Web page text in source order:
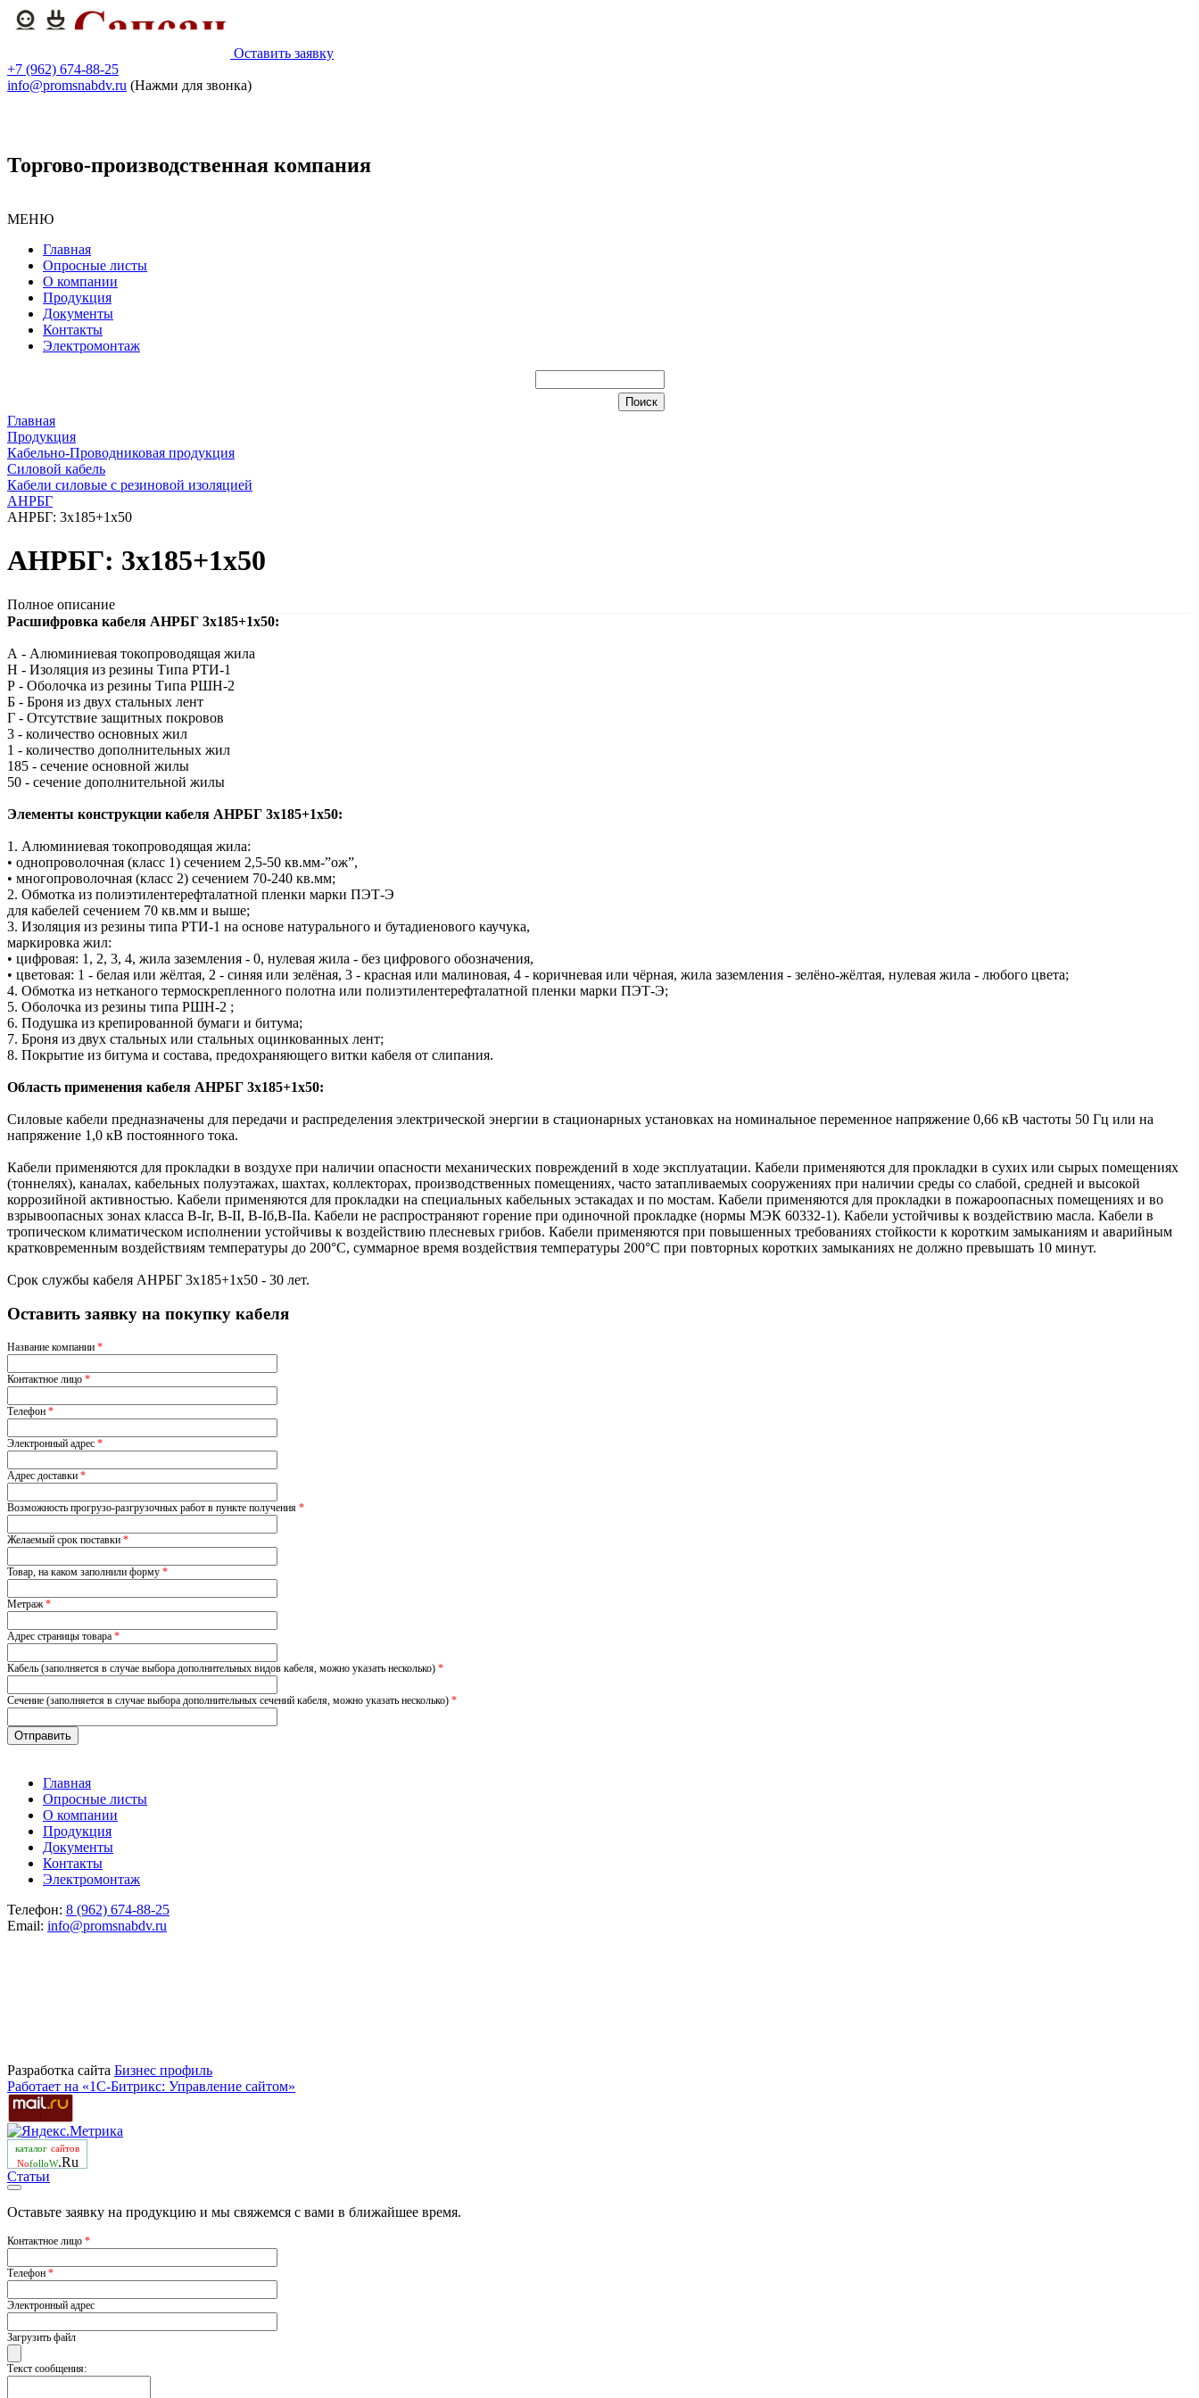
Оставить заявку
+7 (962) 674-88-25
info@promsnabdv.ru (Нажми для звонка)
Торгово-производственная компания
МЕНЮ
Главная
Опросные листы
О компании
Продукция
Документы
Контакты
Электромонтаж
Главная
Продукция
Кабельно-Проводниковая продукция
Силовой кабель
Кабели силовые с резиновой изоляцией
АНРБГ
АНРБГ: 3х185+1х50
АНРБГ: 3х185+1х50
Полное описание
Расшифровка кабеля АНРБГ 3х185+1х50:
А - Алюминиевая токопроводящая жила
Н - Изоляция из резины Типа РТИ-1
Р - Оболочка из резины Типа РШН-2
Б - Броня из двух стальных лент
Г - Отсутствие защитных покровов
3 - количество основных жил
1 - количество дополнительных жил
185 - сечение основной жилы
50 - сечение дополнительной жилы
Элементы конструкции кабеля АНРБГ 3х185+1х50:
1. Алюминиевая токопроводящая жила:
• однопроволочная (класс 1) сечением 2,5-50 кв.мм-”ож”,
• многопроволочная (класс 2) сечением 70-240 кв.мм;
2. Обмотка из полиэтилентерефталатной пленки марки ПЭТ-Э
для кабелей сечением 70 кв.мм и выше;
3. Изоляция из резины типа РТИ-1 на основе натурального и бутадиенового каучука,
маркировка жил:
• цифровая: 1, 2, 3, 4, жила заземления - 0, нулевая жила - без цифрового обозначения,
• цветовая: 1 - белая или жёлтая, 2 - синяя или зелёная, 3 - красная или малиновая, 4 - коричневая или чёрная, жила заземления - зелёно-жёлтая, нулевая жила - любого цвета;
4. Обмотка из нетканого термоскрепленного полотна или полиэтилентерефталатной пленки марки ПЭТ-Э;
5. Оболочка из резины типа РШН-2 ;
6. Подушка из крепированной бумаги и битума;
7. Броня из двух стальных или стальных оцинкованных лент;
8. Покрытие из битума и состава, предохраняющего витки кабеля от слипания.
Область применения кабеля АНРБГ 3х185+1х50:
Силовые кабели предназначены для передачи и распределения электрической энергии в стационарных установках на номинальное переменное напряжение 0,66 кВ частоты 50 Гц или на
напряжение 1,0 кВ постоянного тока.
Кабели применяются для прокладки в воздухе при наличии опасности механических повреждений в ходе эксплуатации. Кабели применяются для прокладки в сухих или сырых помещениях
(тоннелях), каналах, кабельных полуэтажах, шахтах, коллекторах, производственных помещениях, часто затапливаемых сооружениях при наличии среды со слабой, средней и высокой
коррозийной активностью. Кабели применяются для прокладки на специальных кабельных эстакадах и по мостам. Кабели применяются для прокладки в пожароопасных помещениях и во
взрывоопасных зонах класса В-Iг, В-II, В-Iб,В-IIа. Кабели не распространяют горение при одиночной прокладке (нормы МЭК 60332-1). Кабели устойчивы к воздействию масла. Кабели в
тропическом климатическом исполнении устойчивы к воздействию плесневых грибов. Кабели применяются при повышенных требованиях стойкости к коротким замыканиям и аварийным
кратковременным воздействиям температуры до 200°С, суммарное время воздействия температуры 200°C при повторных коротких замыканиях не должно превышать 10 минут.
Срок службы кабеля АНРБГ 3х185+1х50 - 30 лет.
Оставить заявку на покупку кабеля
Название компании *
Контактное лицо *
Телефон *
Электронный адрес *
Адрес доставки *
Возможность прогрузо-разгрузочных работ в пункте получения *
Желаемый срок поставки *
Товар, на каком заполнили форму *
Метраж*
Адрес страницы товара *
Кабель (заполняется в случае выбора дополнительных видов кабеля, можно указать несколько) *
Сечение (заполняется в случае выбора дополнительных сечений кабеля, можно указать несколько) *
Главная
Опросные листы
О компании
Продукция
Документы
Контакты
Электромонтаж
Телефон: 8 (962) 674-88-25
Email: info@promsnabdv.ru
Разработка сайта Бизнеc профиль
Работает на «1С-Битрикс: Управление сайтом»
каталог сайтов
NofolloW.Ru
Статьи
Оставьте заявку на продукцию и мы свяжемся с вами в ближайшее время.
Контактное лицо *
Телефон *
Электронный адрес
Загрузить файл
Текст сообщения: